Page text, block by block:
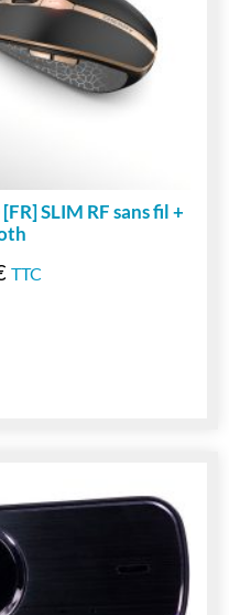
SLIM RF sans fil +
TTC